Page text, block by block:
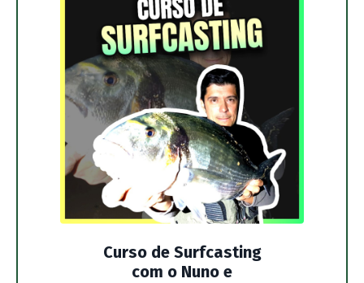
Curso de Surfcasting
com o Nuno e